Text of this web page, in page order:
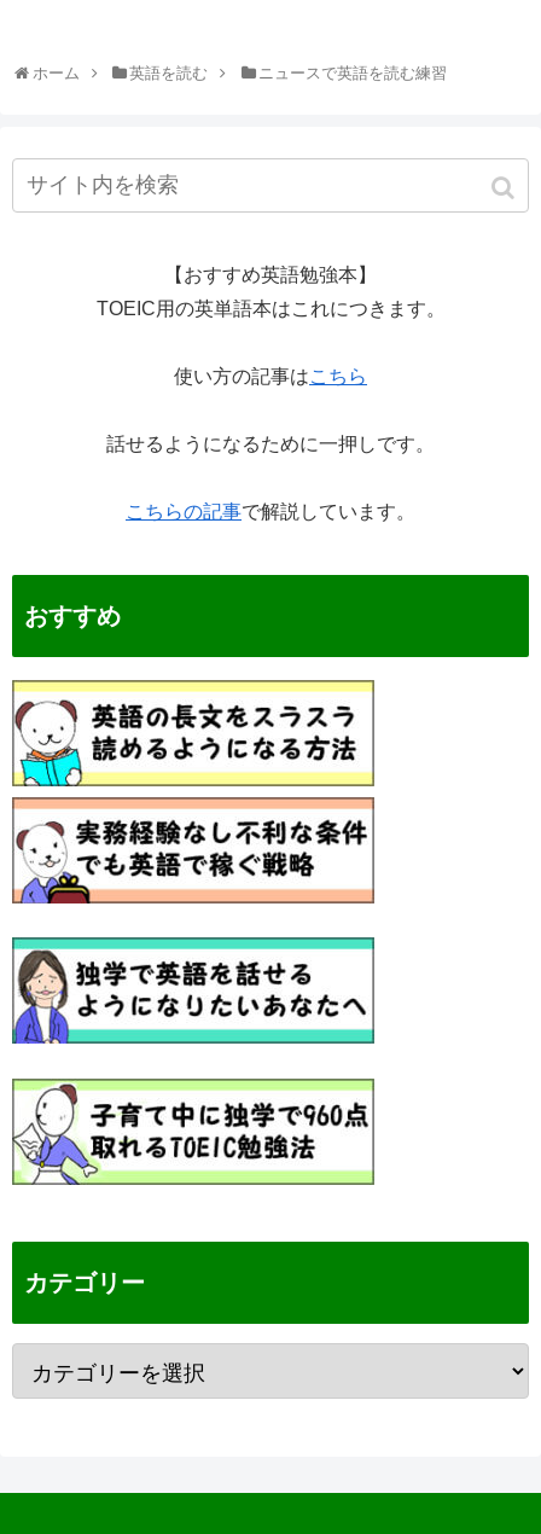
ホーム 英語を読む ニュースで英語を読む練習
【おすすめ英語勉強本】
TOEIC用の英単語本はこれにつきます。
使い方の記事はこちら
話せるようになるために一押しです。
こちらの記事で解説しています。
おすすめ
カテゴリー